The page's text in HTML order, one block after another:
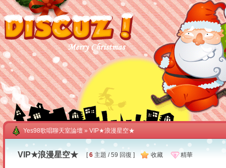
Yes98歌唱聊天室論壇 » VIP★浪漫星空★
VIP★浪漫星空★ [6 主題 / 59 回復 ] 收藏 精華